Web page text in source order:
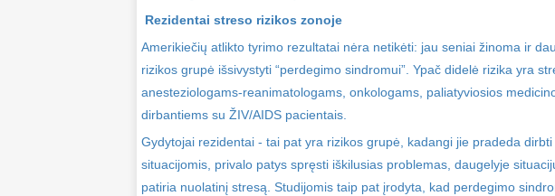
Rezidentai streso rizikos zonoje
Amerikiečių atlikto tyrimo rezultatai nėra netikėti: jau seniai žinoma ir
rizikos grupė išsivystyti “perdegimo sindromui”. Ypač didelė rizika yra
anesteziologams-reanimatologams, onkologams, paliatyviosios
dirbantiems su ŽIV/AIDS pacientais.
Gydytojai rezidentai - tai pat yra rizikos grupė, kadangi jie pradeda
situacijomis, privalo patys spręsti iškilusias problemas, daugelyje
patiria nuolatinį stresą. Studijomis taip pat įrodyta, kad perdegimo